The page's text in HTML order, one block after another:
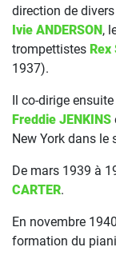
direction de
Ivie ANDERSON,
trompettistes Rex
1937).
Il co-dirige
Freddie JENKINS
New York dans le
De mars 1939 à
CARTER.
En novembre
formation du